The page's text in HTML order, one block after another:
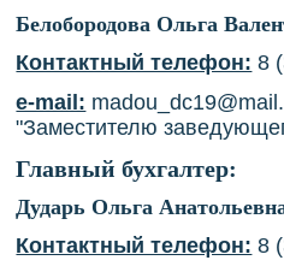
Белобородова Ольга
Контактный телефон: 8
e-mail:
"Заместителю
Главный бухгалтер:
Дударь Ольга
Контактный телефон: 8